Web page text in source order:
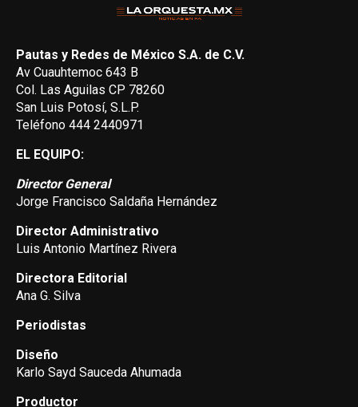
Pautas y Redes de México S.A. de C.V.
Av Cuauhtemoc 643 B
Col. Las Aguilas CP 78260
San Luis Potosí, S.L.P.
Teléfono 444 2440971
EL EQUIPO:
Director General
Jorge Francisco Saldaña Hernández
Director Administrativo
Luis Antonio Martínez Rivera
Directora Editorial
Ana G. Silva
Periodistas
Diseño
Karlo Sayd Sauceda Ahumada
Productor